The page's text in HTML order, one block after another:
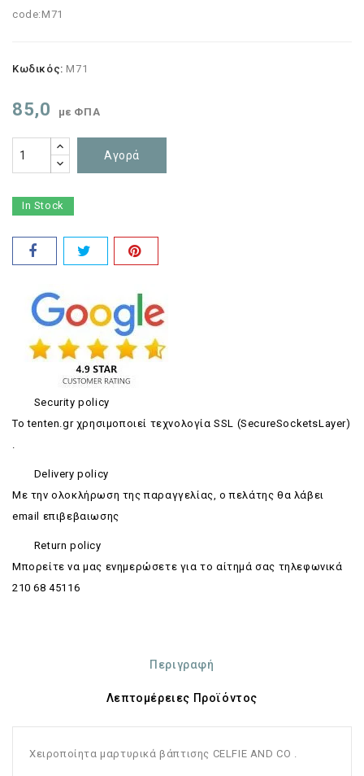
code:M71
Κωδικός: M71
85,0 με ΦΠΑ
Αγορά
In Stock
Security policy
Το tenten.gr χρησιμοποιεί τεχνολογία SSL (SecureSocketsLayer)
.
Delivery policy
Με την ολοκλήρωση της παραγγελίας, ο πελάτης θα λάβει
email επιβεβαιωσης
Return policy
Mπορείτε να μας ενημερώσετε για το αίτημά σας τηλεφωνικά
210 68 45116
Περιγραφή
Λεπτομέρειες Προϊόντος
Χειροποίητα μαρτυρικά βάπτισης CELFIE AND CO .